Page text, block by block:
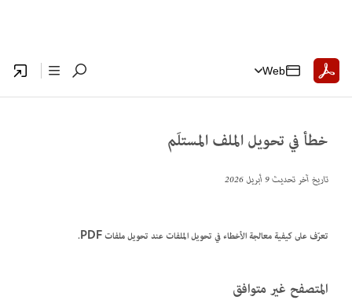
Web
خطأ في تحويل الملف المستلَم
تاريخ آخر تحديث9 أبريل 2026
تعرّف على كيفية معالجة الأخطاء في تحويل الملفات عند تحويل ملفات PDF.
المتصفح غير متوافق